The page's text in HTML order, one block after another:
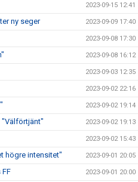
2023-09-15 12:41
ny seger 2023-09-09 17:40
2023-09-08 17:30
2023-09-08 16:12
2023-09-03 12:35
2023-09-02 22:16
2023-09-02 19:14
"Välförtjänt" 2023-09-02 19:13
2023-09-02 15:43
högre intensitet" 2023-09-01 20:05
2023-09-01 20:00